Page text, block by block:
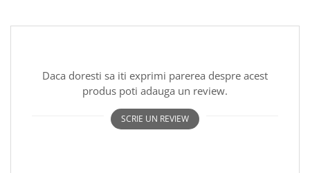
Daca doresti sa iti exprimi parerea despre acest
produs poti adauga un review.
SCRIE UN REVIEW